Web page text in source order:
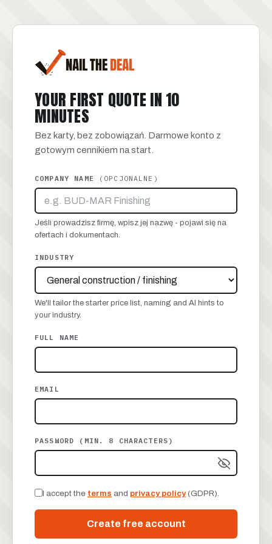
YOUR FIRST QUOTE IN 10
MINUTES
Bez karty, bez zobowiązań. Darmowe konto z
gotowym cennikiem na start.
COMPANY NAME ( OPCJONALNE )
Jeśli prowadzisz firmę, wpisz jej nazwę - pojawi się na
ofertach i dokumentach.
INDUSTRY
We'll tailor the starter price list, naming and AI hints to
your industry.
FULL NAME
EMAIL
PASSWORD (MIN. 8 CHARACTERS)
I accept the terms and privacy policy (GDPR).
Create free account